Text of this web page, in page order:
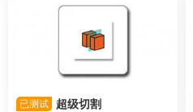
已测试 超级切割